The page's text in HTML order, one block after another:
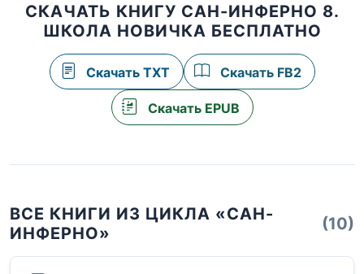
СКАЧАТЬ КНИГУ САН-ИНФЕРНО 8.
ШКОЛА НОВИЧКА БЕСПЛАТНО
Скачать TXT Скачать FB2
Скачать EPUB
ВСЕ КНИГИ ИЗ ЦИКЛА «САН-
ИНФЕРНО»
(10)